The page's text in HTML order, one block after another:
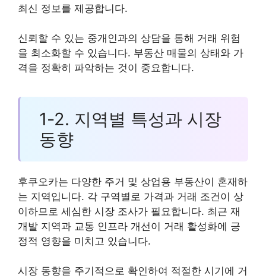
최신 정보를 제공합니다.
신뢰할 수 있는 중개인과의 상담을 통해 거래 위험
을 최소화할 수 있습니다. 부동산 매물의 상태와 가
격을 정확히 파악하는 것이 중요합니다.
1-2. 지역별 특성과 시장
동향
후쿠오카는 다양한 주거 및 상업용 부동산이 혼재하
는 지역입니다. 각 구역별로 가격과 거래 조건이 상
이하므로 세심한 시장 조사가 필요합니다. 최근 재
개발 지역과 교통 인프라 개선이 거래 활성화에 긍
정적 영향을 미치고 있습니다.
시장 동향을 주기적으로 확인하여 적절한 시기에 거